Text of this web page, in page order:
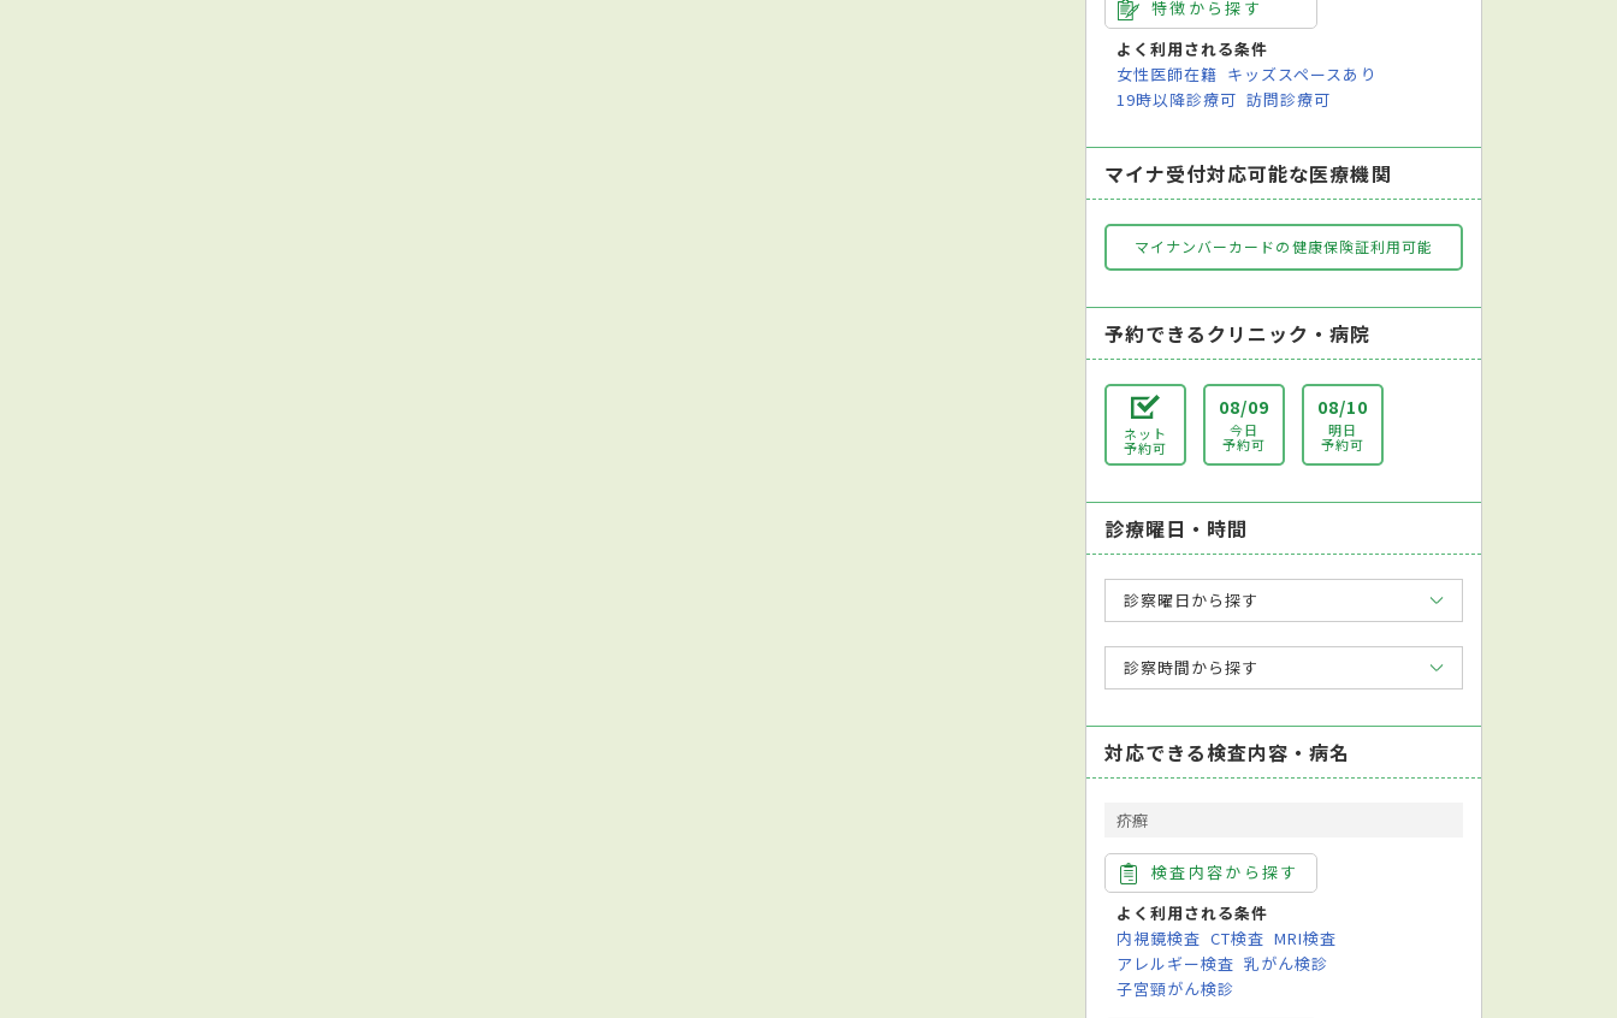
特徴から探す
よく利用される条件
女性医師在籍 キッズスペースあり
19時以降診療可 訪問診療可
マイナ受付対応可能な医療機関
マイナンバーカードの健康保険証利用可能
予約できるクリニック・病院
ネット
予約可
08/09
今日
予約可
08/10
明日
予約可
診療曜日・時間
診察曜日から探す
診察時間から探す
対応できる検査内容・病名
疥癬
検査内容から探す
よく利用される条件
内視鏡検査 CT検査 MRI検査
アレルギー検査 乳がん検診
子宮頸がん検診